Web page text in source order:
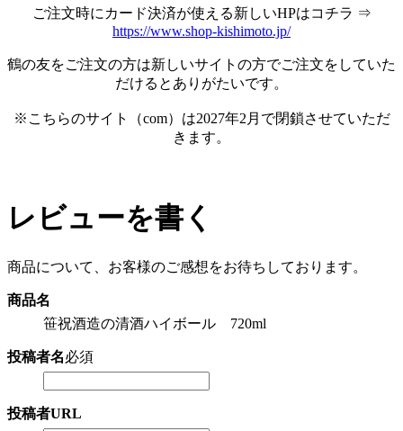
ご注文時にカード決済が使える新しいHPはコチラ ⇒
https://www.shop-kishimoto.jp/
鶴の友をご注文の方は新しいサイトの方でご注文をしていた
だけるとありがたいです。
※こちらのサイト（com）は2027年2月で閉鎖させていただ
きます。
レビューを書く
商品について、お客様のご感想をお待ちしております。
商品名
笹祝酒造の清酒ハイボール 720ml
投稿者名必須
投稿者URL